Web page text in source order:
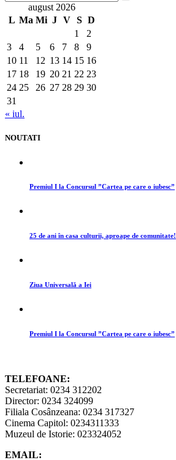
august 2026
L Ma Mi J V S D
1
2
3
4 5 6 7 8
9
10 11 12 13 14 15 16
17 18 19 20 21 22 23
24 25 26 27 28 29 30
31
« iul.
NOUTATI
Premiul I la Concursul ”Cartea pe care o iubesc”
25 de ani în casa culturii, aproape de comunitate!
Ziua Universală a Iei
Premiul I la Concursul ”Cartea pe care o iubesc”
TELEFOANE:
Secretariat: 0234 312202
Director: 0234 324099
Filiala Cosânzeana: 0234 317327
Cinema Capitol: 0234311333
Muzeul de Istorie: 023324052
EMAIL: